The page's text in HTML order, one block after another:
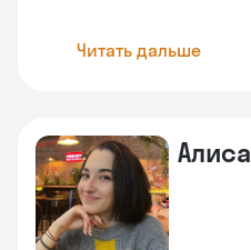
Читать дальше
Алиса